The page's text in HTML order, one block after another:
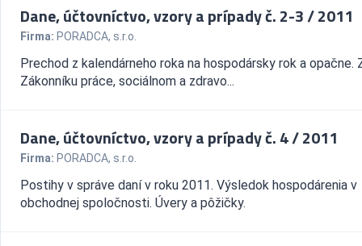
Dane, účtovníctvo, vzory a prípady č. 2-3 / 2011
Firma: PORADCA, s.r.o.
Prechod z kalendárneho roka na hospodársky rok a opačne.
Zákonníku práce, sociálnom a zdravo...
Dane, účtovníctvo, vzory a prípady č. 4 / 2011
Firma: PORADCA, s.r.o.
Postihy v správe daní v roku 2011. Výsledok hospodárenia v
obchodnej spoločnosti. Úvery a pôžičky.